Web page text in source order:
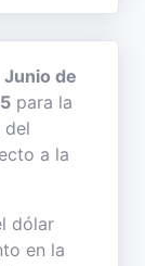
Junio de
para la
del
a la
dólar
en la